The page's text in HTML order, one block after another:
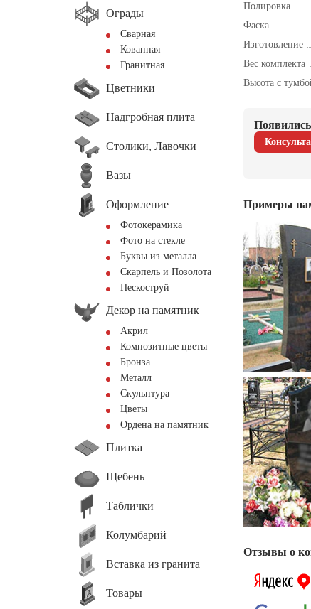
Ограды
Сварная
Кованная
Гранитная
Цветники
Надгробная плита
Столики, Лавочки
Вазы
Оформление
Фотокерамика
Фото на стекле
Буквы из металла
Скарпель и Позолота
Пескоструй
Декор на памятник
Акрил
Композитные цветы
Бронза
Металл
Скульптура
Цветы
Ордена на памятник
Плитка
Щебень
Таблички
Колумбарий
Вставка из гранита
Товары
Полировка
Фаска
Изготовление
Вес комплекта
Высота с
Примеры
Отзывы о